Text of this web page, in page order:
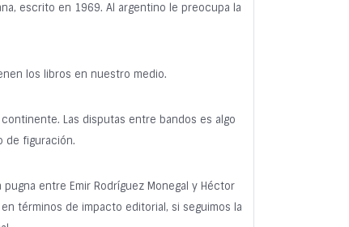
escrito en 1969. Al argentino le preocupa la
los libros en nuestro medio.
Las disputas entre bandos es algo
de figuración.
entre Emir Rodríguez Monegal y Héctor
términos de impacto editorial, si seguimos la